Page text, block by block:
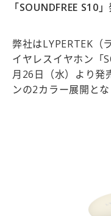
「SOUNDFREE S10
弊社はLYPERTEK（
イヤレスイヤホン「
月26日（水）より発
ンの2カラー展開とな